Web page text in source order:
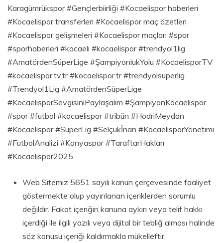
Karagümrükspor #Gençlerbiirliği #Kocaelispor haberleri
#Kocaelispor transferleri #Kocaelispor maç özetleri
#Kocaelispor gelişmeleri #Kocaelispor maçları #spor
#sporhaberleri #kocaeli #kocaelispor #trendyol1lig
#AmatördenSüperLige #ŞampiyonlukYolu #KocaelisporTV
#kocaelispor.tv.tr #kocaelispor.tr #trendyolsuperlig
#Trendyol1Lig #AmatördenSüperLige
#KocaelisporSevgisiniPaylaşalım #ŞampiyonKocaelispor
#spor #futbol #kocaelispor #tribün #HodriMeydan
#Kocaelispor #SüperLig #Selçukİnan #KocaelisporYönetimi
#FutbolAnalizi #Konyaspor #TaraftarHakları
#Kocaelispor2025
Web Sitemiz 5651 sayılı kanun çerçevesinde faaliyet
göstermekte olup yayınlanan içeriklerden sorumlu
değildir. Fakat içeriğin kanuna aykırı veya telif hakkı
içerdiği ile ilgili yazılı veya dijital bir tebliğ alması halinde
söz konusu içeriği kaldırmakla mükelleftir.